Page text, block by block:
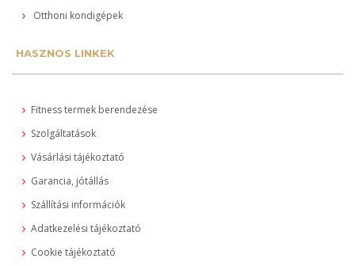
Otthoni kondigépek
HASZNOS LINKEK
Fitness termek berendezése
Szolgáltatások
Vásárlási tájékoztató
Garancia, jótállás
Szállítási információk
Adatkezelési tájékoztató
Cookie tájékoztató